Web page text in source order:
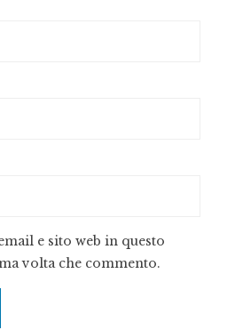
e sito web in questo
volta che commento.